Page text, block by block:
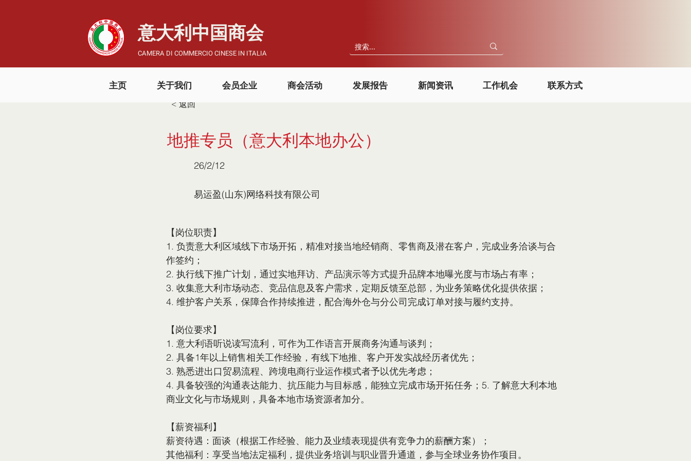
​意大利中国商会
CAMERA DI COMMERCIO CINESE IN ITALIA
主页 关于我们 会员企业 商会活动 发展报告 新闻资讯 工作机会 联系方式
< 返回
地推专员（意大利本地办公）
26/2/12
易运盈(山东)网络科技有限公司
【岗位职责】
1. 负责意大利区域线下市场开拓，精准对接当地经销商、零售商及潜在客户，完成业务洽谈与合
作签约；
2. 执行线下推广计划，通过实地拜访、产品演示等方式提升品牌本地曝光度与市场占有率；
3. 收集意大利市场动态、竞品信息及客户需求，定期反馈至总部，为业务策略优化提供依据；
4. 维护客户关系，保障合作持续推进，配合海外仓与分公司完成订单对接与履约支持。
【岗位要求】
1. 意大利语听说读写流利，可作为工作语言开展商务沟通与谈判；
2. 具备1年以上销售相关工作经验，有线下地推、客户开发实战经历者优先；
3. 熟悉进出口贸易流程、跨境电商行业运作模式者予以优先考虑；
4. 具备较强的沟通表达能力、抗压能力与目标感，能独立完成市场开拓任务；5. 了解意大利本地
商业文化与市场规则，具备本地市场资源者加分。
【薪资福利】
薪资待遇：面谈（根据工作经验、能力及业绩表现提供有竞争力的薪酬方案）；
其他福利：享受当地法定福利，提供业务培训与职业晋升通道，参与全球业务协作项目。